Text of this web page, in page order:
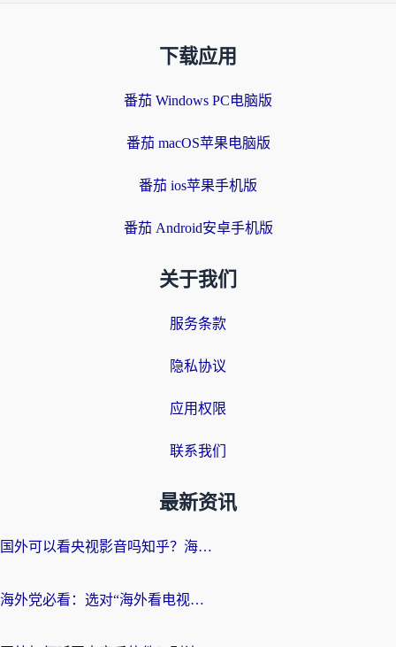
下载应用
番茄 Windows PC电脑版
番茄 macOS苹果电脑版
番茄 ios苹果手机版
番茄 Android安卓手机版
关于我们
服务条款
隐私协议
应用权限
联系我们
最新资讯
国外可以看央视影音吗知乎？海外党亲测有效的回国加速方案
海外党必看：选对“海外看电视剧软件”，再也不用愁国内剧刷不了